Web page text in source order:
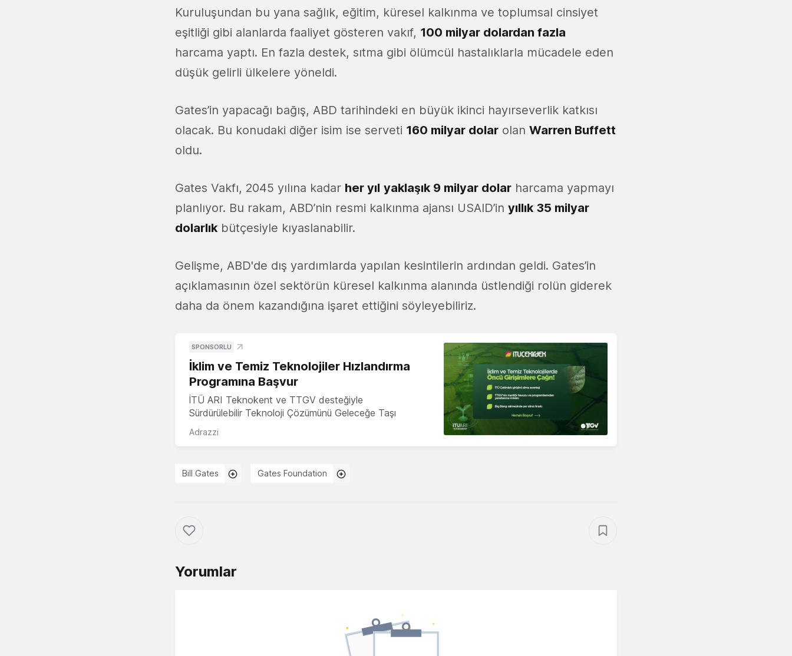
Kuruluşundan bu yana sağlık, eğitim, küresel kalkınma ve toplumsal cinsiyet
eşitliği gibi alanlarda faaliyet gösteren vakıf, 100 milyar dolardan fazla
harcama yaptı. En fazla destek, sıtma gibi ölümcül hastalıklarla mücadele eden
düşük gelirli ülkelere yöneldi.
Gates’in yapacağı bağış, ABD tarihindeki en büyük ikinci hayırseverlik katkısı
olacak. Bu konudaki diğer isim ise serveti 160 milyar dolar olan Warren Buffett
oldu.
Gates Vakfı, 2045 yılına kadar her yıl yaklaşık 9 milyar dolar harcama yapmayı
planlıyor. Bu rakam, ABD’nin resmi kalkınma ajansı USAID’in yıllık 35 milyar
dolarlıkbütçesiyle kıyaslanabilir.
Gelişme, ABD'de dış yardımlarda yapılan kesintilerin ardından geldi. Gates’in
açıklamasının özel sektörün küresel kalkınma alanında üstlendiği rolün giderek
daha da önem kazandığına işaret ettiğini söyleyebiliriz.
SPONSORLU
İklim ve Temiz Teknolojiler Hızlandırma
Programına Başvur
İTÜ ARI Teknokent ve TTGV desteğiyle
Sürdürülebilir Teknoloji Çözümünü Geleceğe Taşı
Adrazzi
Bill Gates Gates Foundation
Yorumlar